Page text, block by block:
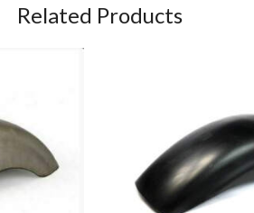
Related Products